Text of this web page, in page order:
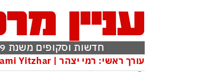
חדשות וסקופים משנת 1999
עורך ראשי: רמי יצהר | Rami Yitzhar